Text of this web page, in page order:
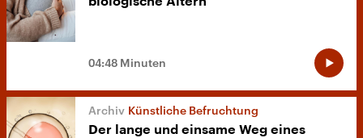
04:48 Minuten
Künstliche Befruchtung
Der lange und einsame Weg eines